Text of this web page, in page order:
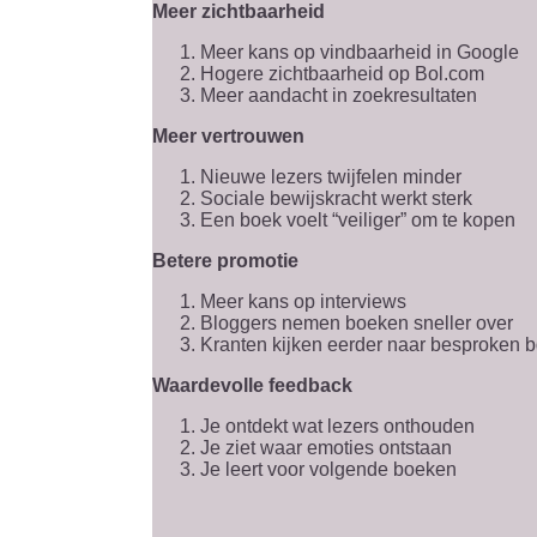
Meer zichtbaarheid
Meer kans op vindbaarheid in Google
Hogere zichtbaarheid op Bol.com
Meer aandacht in zoekresultaten
Meer vertrouwen
Nieuwe lezers twijfelen minder
Sociale bewijskracht werkt sterk
Een boek voelt “veiliger” om te kopen
Betere promotie
Meer kans op interviews
Bloggers nemen boeken sneller over
Kranten kijken eerder naar besproken
Waardevolle feedback
Je ontdekt wat lezers onthouden
Je ziet waar emoties ontstaan
Je leert voor volgende boeken